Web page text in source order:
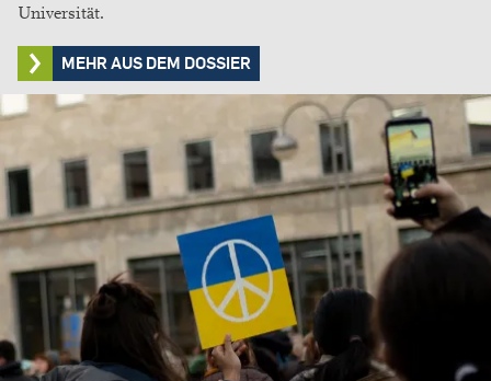
Universität.
MEHR AUS DEM DOSSIER